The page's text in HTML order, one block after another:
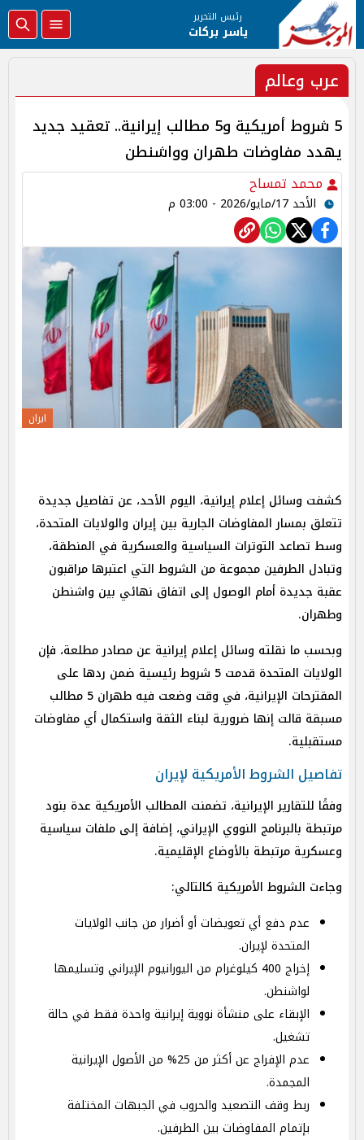
رئيس التحرير
ياسر بركات
عرب وعالم
5 شروط أمريكية و5 مطالب إيرانية.. تعقيد جديد
يهدد مفاوضات طهران وواشنطن
محمد تمساح
الأحد 17/مايو/2026 - 03:00 م
ايران
كشفت وسائل إعلام إيرانية، اليوم الأحد، عن تفاصيل جديدة
تتعلق بمسار المفاوضات الجارية بين إيران والولايات المتحدة،
وسط تصاعد التوترات السياسية والعسكرية في المنطقة،
وتبادل الطرفين مجموعة من الشروط التي اعتبرها مراقبون
عقبة جديدة أمام الوصول إلى اتفاق نهائي بين واشنطن
وطهران.
وبحسب ما نقلته وسائل إعلام إيرانية عن مصادر مطلعة، فإن
الولايات المتحدة قدمت 5 شروط رئيسية ضمن ردها على
المقترحات الإيرانية، في وقت وضعت فيه طهران 5 مطالب
مسبقة قالت إنها ضرورية لبناء الثقة واستكمال أي مفاوضات
مستقبلية.
تفاصيل الشروط الأمريكية لإيران
وفقًا للتقارير الإيرانية، تضمنت المطالب الأمريكية عدة بنود
مرتبطة بالبرنامج النووي الإيراني، إضافة إلى ملفات سياسية
وعسكرية مرتبطة بالأوضاع الإقليمية.
وجاءت الشروط الأمريكية كالتالي:
عدم دفع أي تعويضات أو أضرار من جانب الولايات
المتحدة لإيران.
إخراج 400 كيلوغرام من اليورانيوم الإيراني وتسليمها
لواشنطن.
الإبقاء على منشأة نووية إيرانية واحدة فقط في حالة
تشغيل.
عدم الإفراج عن أكثر من 25% من الأصول الإيرانية
المجمدة.
ربط وقف التصعيد والحروب في الجبهات المختلفة
بإتمام المفاوضات بين الطرفين.